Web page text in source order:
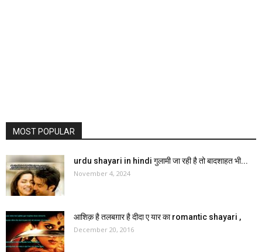
MOST POPULAR
urdu shayari in hindi गुलामी जा रही है तो बादशाहत भी...
November 4, 2024
आशिक़ है तलबग़ार है दीदा ए यार का romantic shayari ,
December 20, 2016